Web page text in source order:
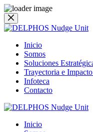
Saltar
al
Inicio
Somos
Soluciones
Trayectoria e
Infoteca
Contacto
Inicio